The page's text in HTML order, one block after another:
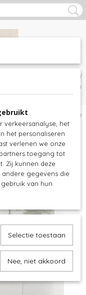
UW WINKELWAGEN
(0)
Teakhout sidetable Maka
verkeersanalyse, het
het personaliseren
verlenen we onze
toegang tot
Zij kunnen deze
gegevens die
van hun
Selectie toestaan
Nee, niet akkoord